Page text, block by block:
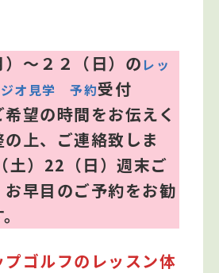
）～２２（日）の レッ
オ見学 予約受付
望の時間をお伝えく
上、ご連絡致しま
土）22（日）週末ご
早目のご予約をお勧
ゴルフのレッスン体